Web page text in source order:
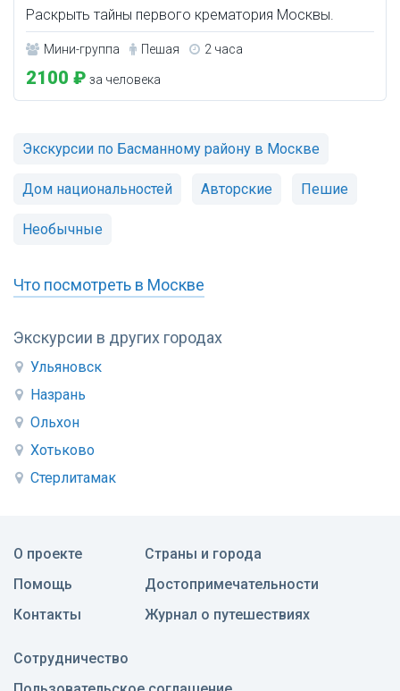
Экскурсии в других городах
Ульяновск
Назрань
Ольхон
Хотьково
Стерлитамак
Раскрыть тайны первого крематория Москвы.
Мини-группа Пешая 2 часа
2100 ₽ за человека
Экскурсии по Басманному району в Москве
Дом национальностей Авторские Пешие
Необычные
Что посмотреть в Москве
О проекте
Помощь
Контакты
Страны и города
Достопримечательности
Журнал о путешествиях
Сотрудничество